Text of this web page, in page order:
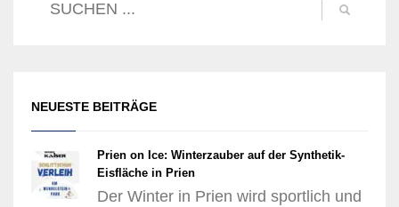
NEUESTE BEITRÄGE
Prien on Ice: Winterzauber auf der Synthetik-
Eisfläche in Prien
Der Winter in Prien wird sportlich und